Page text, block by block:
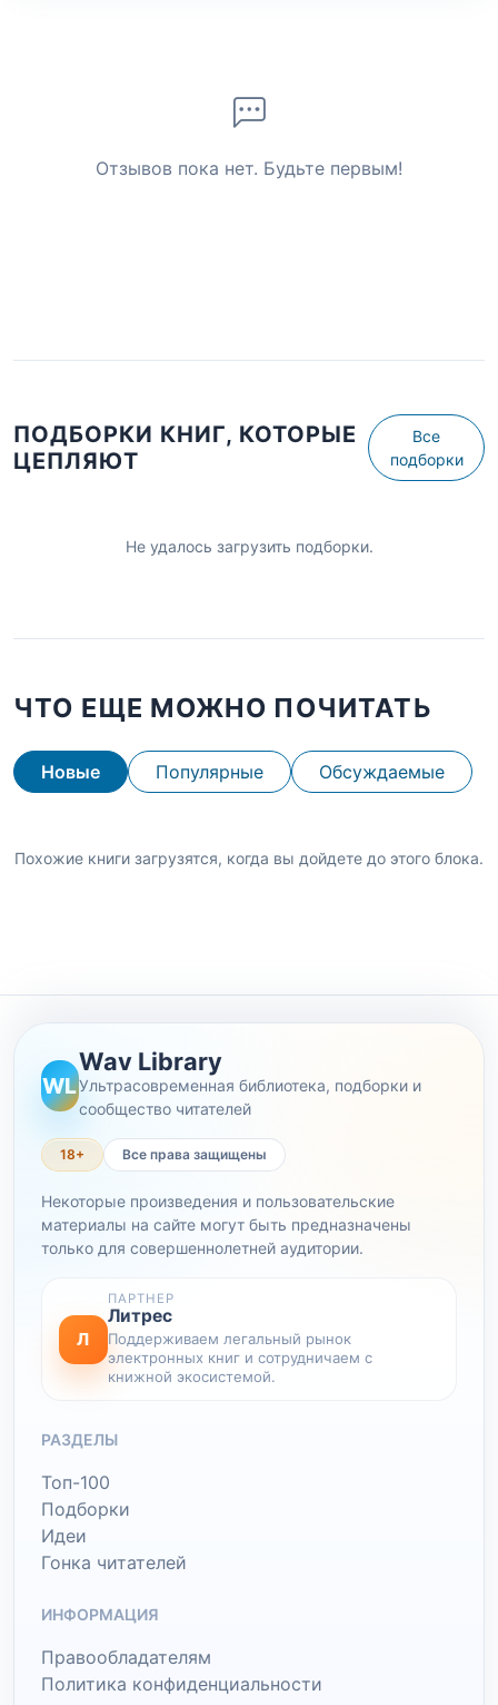
Отзывов пока нет. Будьте первым!
ПОДБОРКИ КНИГ, КОТОРЫЕ
ЦЕПЛЯЮТ
Все
подборки
Не удалось загрузить подборки.
ЧТО ЕЩЕ МОЖНО ПОЧИТАТЬ
Новые Популярные Обсуждаемые
Похожие книги загрузятся, когда вы дойдете до этого блока.
WL
Wav Library
Ультрасовременная библиотека, подборки и
сообщество читателей
18+ Все права защищены
Некоторые произведения и пользовательские
материалы на сайте могут быть предназначены
только для совершеннолетней аудитории.
Л
ПАРТНЕР
Литрес
Поддерживаем легальный рынок
электронных книг и сотрудничаем с
книжной экосистемой.
РАЗДЕЛЫ
Топ-100
Подборки
Идеи
Гонка читателей
ИНФОРМАЦИЯ
Правообладателям
Политика конфиденциальности